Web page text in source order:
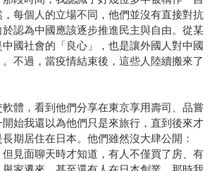
每個人的立場不同，他們並沒有直接對抗
認為中國應該逐步推進民主與自由。從某
國社會的「良心」，也是讓外國人對中國
不過，當疫情結束後，這些人陸續搬來了
體，看到他們分享在東京享用壽司、品嘗
始我還以為他們只是來旅行，直到後來才
期居住在日本。他們雖然沒大肆公開：
但見面聊天時才知道，有人不僅買了房、有